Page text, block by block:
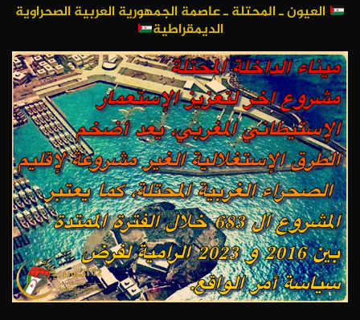
العيون ـ المحتلةـ عاصمة الجمهورية العربية الصحراوية
الديمقراطية